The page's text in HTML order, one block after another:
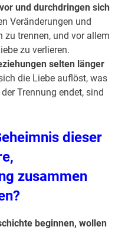
und durchdringen sich
Veränderungen und
zu trennen, und vor allem
zu verlieren.
selten länger
die Liebe auflöst, was
Trennung endet, sind
dieser
zusammen
beginnen, wollen